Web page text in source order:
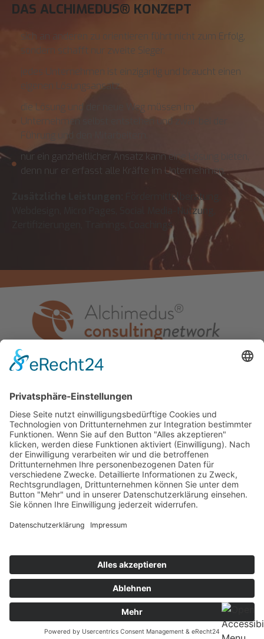
DAS ALCHIMEDUS® KONZEPT
sich an anderen zu orientieren führt nicht zum Erfolg,
sondern schafft nur zweite Sieger.
jedes Unternehmen ist einzigartig und braucht einen
eigenen Lösungsansatz.
die Lösung und der neue Weg müssen im
Unternehmen selbst entstehen und zwar bei der
Führung und den Mitarbeitern.
nur ein ganzheitlicher Ansatz kann eine Lösung bieten,
denn nur er erfasst alle Kräfte im Unternehmen.
Fördermittelberatung,
Webdesign, Micro Pages, Social Media-Nutzung,
Zertifizierungen, Trainings, Coachings
Alchimedus Management GmbH
90491 Nürnberg
Tel.: +49 - 911 - 95 666 30
sekretariat(at)alchimedus.com
Impressum
Datenschutzerklärung
Barrierefreiheitserklärung
AGB Unternehmensberatung
© Copyright – Alchimedus
Management GmbH
Design & Code Kube.studio